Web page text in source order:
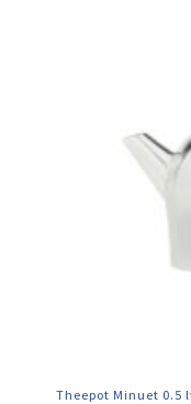
Theepot Minuet 0.5